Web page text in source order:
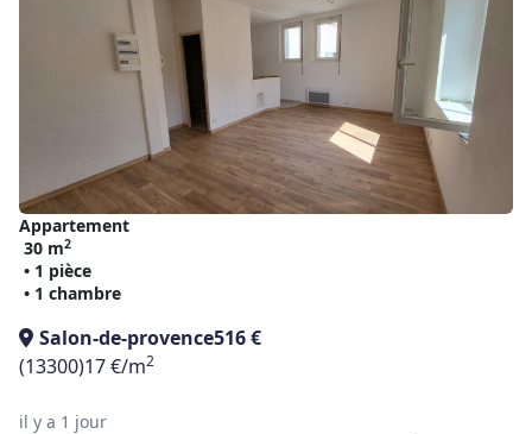
Appartement
30 m2
• 1 pièce
• 1 chambre
Salon-de-provence516 €
(13300)17 €/m2
il y a 1 jour